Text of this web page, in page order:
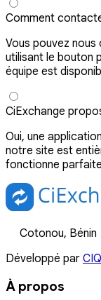
Comment
Vous pouvez
utilisant le bouton
équipe est
CiExchange
Oui, une
notre site est
fonctionne
Cotonou, Bénin
Développé par
À propos